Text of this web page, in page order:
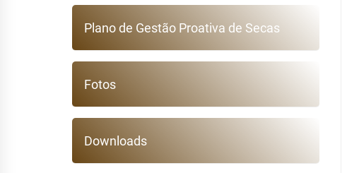
Plano de Gestão Proativa de Secas
Fotos
Downloads